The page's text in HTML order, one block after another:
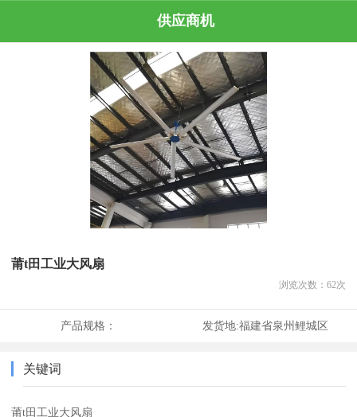
供应商机
莆t田工业大风扇
浏览次数： 62次
产品规格： 发货地:福建省泉州鲤城区
关键词
莆t田工业大风扇